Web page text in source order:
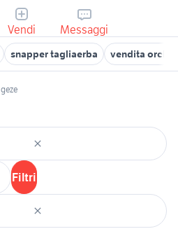
Vendi Messaggi
snapper tagliaerba vendita
geze
Filtri